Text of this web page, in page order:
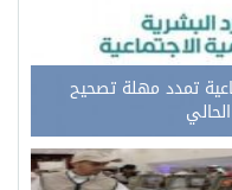
تمدد مهلة تصحيح